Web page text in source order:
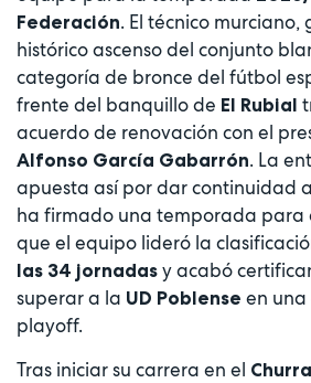
Federación. El técnico
histórico ascenso del conjunto
categoría de bronce del fútbol
frente del banquillo de El Rubial
acuerdo de renovación con el
Alfonso García Gabarrón. La
apuesta así por dar continuidad
ha firmado una temporada para
que el equipo lideró la
las 34 jornadas y acabó
superar a la UD Poblense en
playoff.
Tras iniciar su carrera en el Churra